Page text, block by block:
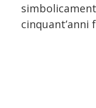
cinquant’anni